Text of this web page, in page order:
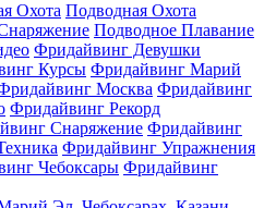
Охота Подводная Охота
Подводное Плавание
Фридайвинг Девушки
Курсы Фридайвинг Марий
Москва Фридайвинг
Фридайвинг Рекорд
Снаряжение Фридайвинг
Фридайвинг Упражнения
Чебоксары Фридайвинг